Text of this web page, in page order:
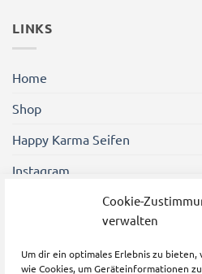
Cookie-
verwalten
Um dir ein optimales Erlebnis zu
wie Cookies, um Geräteinformationen
LINKS
Home
Shop
Happy Karma Seifen
Instagram
Shener Gezgin Friseure